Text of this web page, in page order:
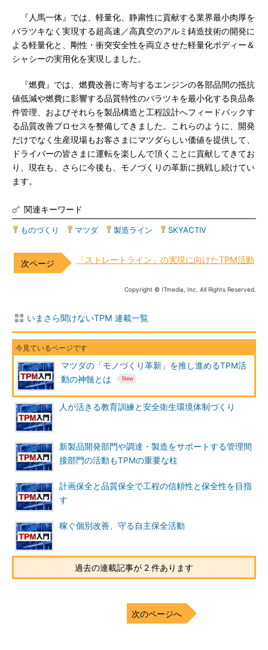
『人馬一体』では、軽量化、静粛性に貢献する業界最小肉厚を
バラツキなく実現する超高速／高真空のアルミ鋳造技術の開発に
よる軽量化と、剛性・衝突安全性を両立させた軽量化ボディー＆
シャシーの実用化を実現しました。
『燃費』では、燃費改善に寄与するエンジンの各部品間の抵抗
値低減や燃費に影響する品質特性のバラツキを最小化する良品条
件管理、およびそれらを製品構造と工程設計へフィードバックす
る品質改善プロセスを整備してきました。これらのように、開発
だけでなく生産現場もお客さまにマツダらしい価値を提供して、
ドライバーの皆さまに運転を楽しんで頂くことに貢献してきてお
り、現在も、さらに今後も、モノづくりの革新に挑戦し続けてい
ます。
関連キーワード
ものづくり マツダ 製造ライン SKYACTIV
「ストレートライン」の実現に向けたTPM活動
Copyright © ITmedia, Inc. All Rights Reserved.
いまさら聞けないTPM 連載一覧
マツダの「モノづくり革新」を推し進めるTPM活
動の神髄とは
人が活きる教育訓練と安全衛生環境体制づくり
新製品開発部門や調達・製造をサポートする管理間
接部門の活動もTPMの重要な柱
計画保全と品質保全で工程の信頼性と保全性を目指
す
稼ぐ個別改善、守る自主保全活動
過去の連載記事が 2 件あります
次のページへ